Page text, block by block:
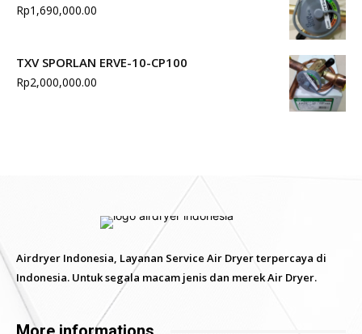
Rp1,690,000.00
TXV SPORLAN ERVE-10-CP100
Rp2,000,000.00
Airdryer Indonesia, Layanan Service Air Dryer terpercaya di
Indonesia. Untuk segala macam jenis dan merek Air Dryer.